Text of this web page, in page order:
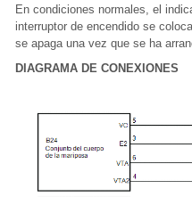
En condiciones normales, el
interruptor de encendido se
se apaga una vez que se ha
DIAGRAMA DE CONEXIONES